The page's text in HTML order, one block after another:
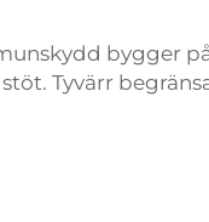
bygger
Tyvärr
Även